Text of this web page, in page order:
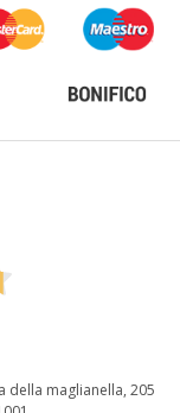
della maglianella, 205